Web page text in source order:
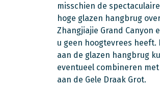
misschien de
hoge glazen hangbrug
Zhangjiajie Grand Canyon
u geen hoogtevrees heeft.
aan de glazen hangbrug
eventueel combineren
aan de Gele Draak Grot.